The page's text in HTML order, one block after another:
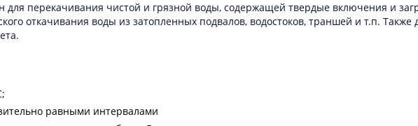
перекачивания чистой и грязной воды, содержащей твердые включения и
откачивания воды из затопленных подвалов, водостоков, траншей и т.п. Также
равными интервалами